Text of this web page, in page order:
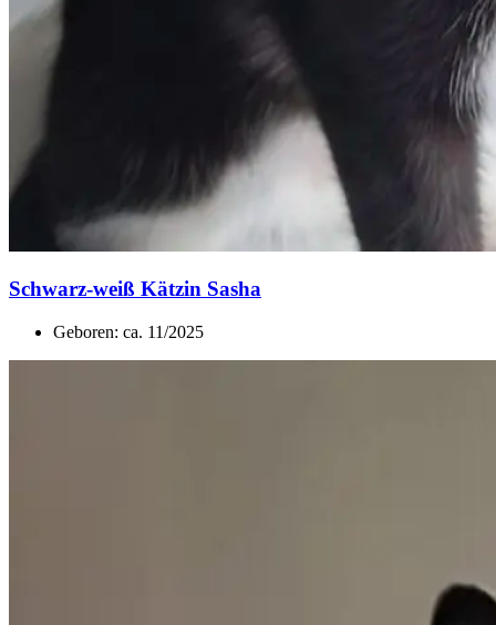
Schwarz-weiß Kätzin Sasha
Geboren: ca. 11/2025